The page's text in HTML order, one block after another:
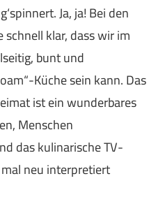
Ja, ja! Bei den
klar, dass wir im
bunt und
Küche sein kann. Das
ist ein wunderbares
Menschen
das kulinarische TV-
neu interpretiert